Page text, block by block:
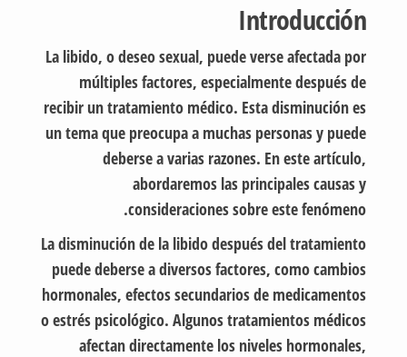
Introducción
La libido, o deseo sexual, puede verse afectada por
múltiples factores, especialmente después de
recibir un tratamiento médico. Esta disminución es
un tema que preocupa a muchas personas y puede
deberse a varias razones. En este artículo,
abordaremos las principales causas y
consideraciones sobre este fenómeno.
La disminución de la libido después del tratamiento
puede deberse a diversos factores, como cambios
hormonales, efectos secundarios de medicamentos
o estrés psicológico. Algunos tratamientos médicos
afectan directamente los niveles hormonales,